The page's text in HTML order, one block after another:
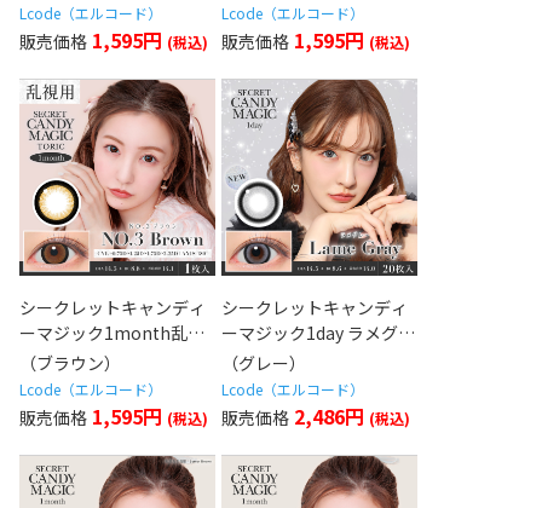
Lcode（エルコード）
1,595円
Lcode（エルコード）
1,595円
シークレットキャンディ
ーマジック1month乱視
用 NO.3ブラウン
（ブラウン）
Lcode（エルコード）
1,595円
シークレットキャンディ
ーマジック1day ラメグレ
ー（グレー）
Lcode（エルコード）
2,486円